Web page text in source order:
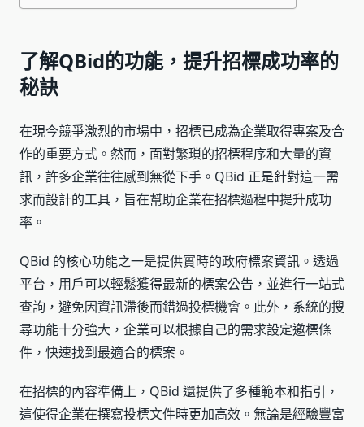
了解QBid的功能，提升招標成功率的
秘訣
在現今競爭激烈的市場中，招標已成為企業取得專案及合
作的重要方式。然而，面對繁瑣的招標程序和大量的資
訊，許多企業往往感到無從下手。QBid 正是針對這一需
求而設計的工具，旨在幫助企業在招標過程中提升成功
率。
QBid 的核心功能之一是提供實時的政府標案資訊。透過
平台，用戶可以輕鬆獲得最新的標案公告，並進行一站式
查詢，避免因資訊滯後而錯過投標機會。此外，系統的搜
尋功能十分強大，企業可以根據自己的需求設定邀標條
件，快速找到最適合的標案。
在招標的內容準備上，QBid 還提供了多種範本和指引，
這使得企業在撰寫投標文件時更加高效。無論是經驗豐富